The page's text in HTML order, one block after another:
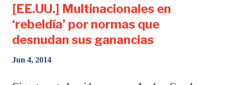
[EE.UU.] Multinacionales en
‘rebeldía’ por normas que
desnudan sus ganancias
Jun 4, 2014